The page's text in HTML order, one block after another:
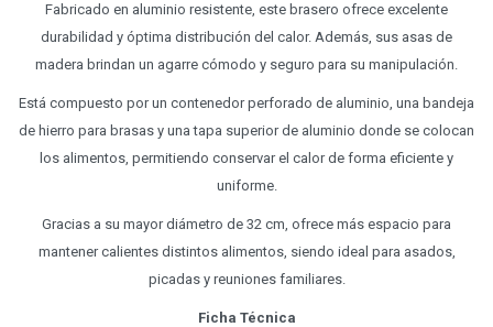
Fabricado en aluminio resistente, este brasero ofrece excelente
durabilidad y óptima distribución del calor. Además, sus asas de
madera brindan un agarre cómodo y seguro para su manipulación.
Está compuesto por un contenedor perforado de aluminio, una bandeja
de hierro para brasas y una tapa superior de aluminio donde se colocan
los alimentos, permitiendo conservar el calor de forma eficiente y
uniforme.
Gracias a su mayor diámetro de 32 cm, ofrece más espacio para
mantener calientes distintos alimentos, siendo ideal para asados,
picadas y reuniones familiares.
Ficha Técnica